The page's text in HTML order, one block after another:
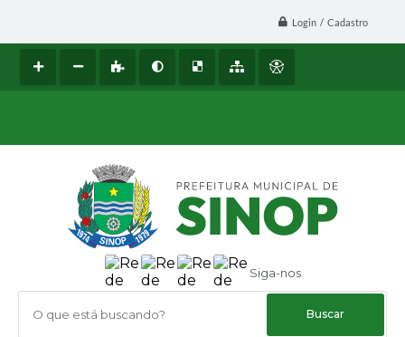
Login / Cadastro
Siga-nos
O que está buscando?